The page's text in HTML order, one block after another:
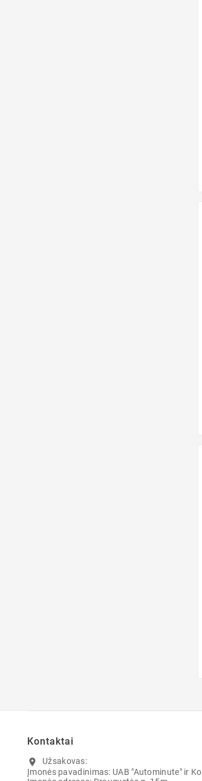
Kontaktai
location_on
Užsakovas:
Įmonės pavadinimas: UAB "Autominute" ir Ko